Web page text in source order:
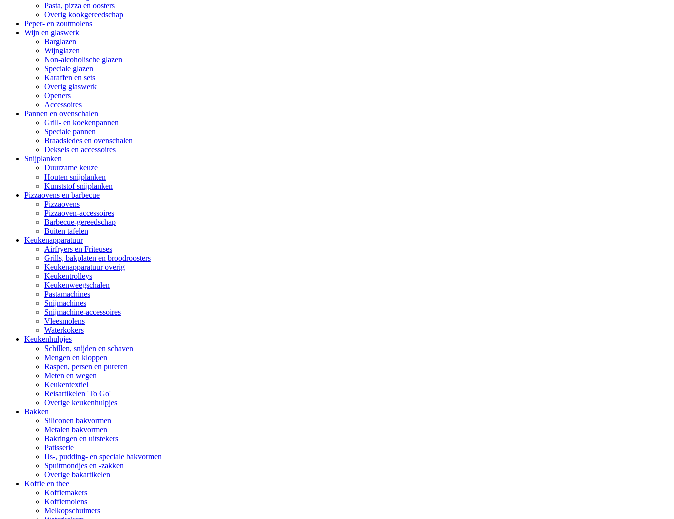
Pasta, pizza en oosters
Overig kookgereedschap
Peper- en zoutmolens
Wijn en glaswerk
Barglazen
Wijnglazen
Non-alcoholische glazen
Speciale glazen
Karaffen en sets
Overig glaswerk
Openers
Accessoires
Pannen en ovenschalen
Grill- en koekenpannen
Speciale pannen
Braadsledes en ovenschalen
Deksels en accessoires
Snijplanken
Duurzame keuze
Houten snijplanken
Kunststof snijplanken
Pizzaovens en barbecue
Pizzaovens
Pizzaoven-accessoires
Barbecue-gereedschap
Buiten tafelen
Keukenapparatuur
Airfryers en Friteuses
Grills, bakplaten en broodroosters
Keukenapparatuur overig
Keukentrolleys
Keukenweegschalen
Pastamachines
Snijmachines
Snijmachine-accessoires
Vleesmolens
Waterkokers
Keukenhulpjes
Schillen, snijden en schaven
Mengen en kloppen
Raspen, persen en pureren
Meten en wegen
Keukentextiel
Reisartikelen 'To Go'
Overige keukenhulpjes
Bakken
Siliconen bakvormen
Metalen bakvormen
Bakringen en uitstekers
Patisserie
IJs-, pudding- en speciale bakvormen
Spuitmondjes en -zakken
Overige bakartikelen
Koffie en thee
Koffiemakers
Koffiemolens
Melkopschuimers